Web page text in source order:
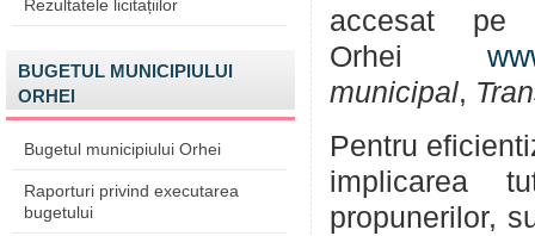
Rezultatele licitațiilor
BUGETUL MUNICIPIULUI
ORHEI
Bugetul municipiului Orhei
Raporturi privind executarea
bugetului
accesat pe
Orhei
municipal,
Pentru
implicarea
propunerilor,